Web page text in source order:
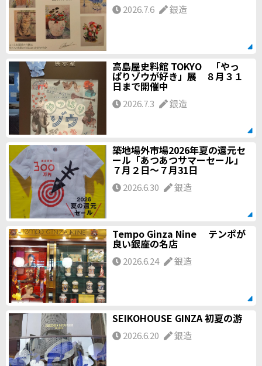
2026.7.6 銀造
高島屋史料館 TOKYO 「やっ
ぱりゾウが好き」展 ８月３１
日まで開催中
2026.7.3 銀造
築地場外市場2026年夏の還元セ
ール「あつあつサマーセール」
７月２日～７月31日
2026.6.30 銀造
Tempo Ginza Nine テンポが
良い銀座の名店
2026.6.24 銀造
SEIKOHOUSE GINZA 初夏の游
2026.6.20 銀造